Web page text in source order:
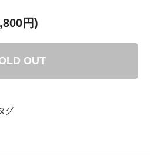
円)
OUT
グ